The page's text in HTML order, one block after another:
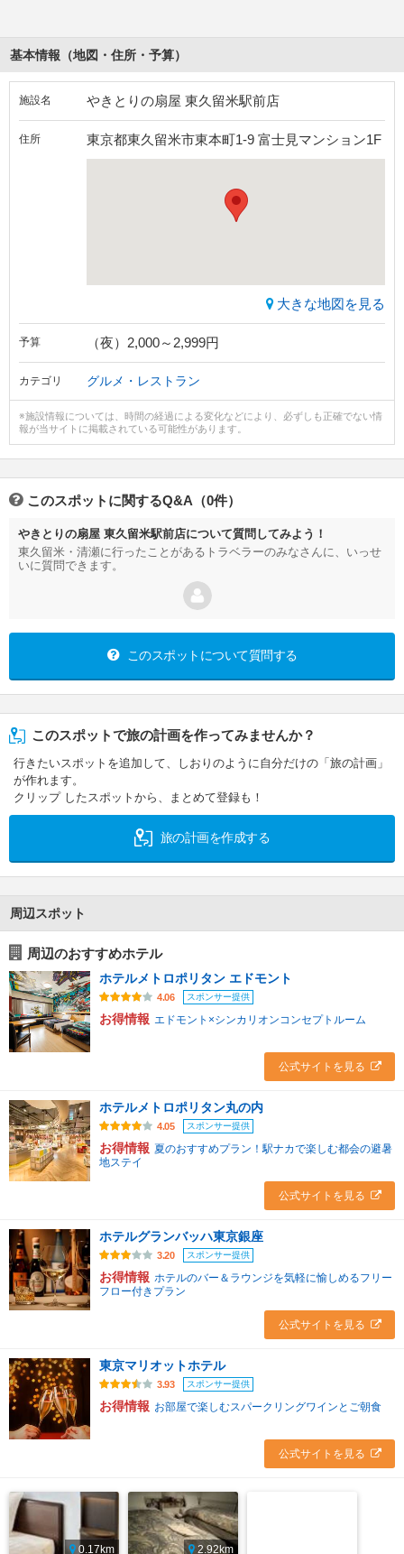
基本情報（地図・住所・予算）
施設名 やきとりの扇屋 東久留米駅前店
住所 東京都東久留米市東本町1-9 富士見マンション1F
大きな地図を見る
予算 （夜）2,000～2,999円
カテゴリ グルメ・レストラン
※施設情報については、時間の経過による変化などにより、必ずしも正確でない情
報が当サイトに掲載されている可能性があります。
このスポットに関するQ&A（0件）
やきとりの扇屋 東久留米駅前店について質問してみよう！
東久留米・清瀬に行ったことがあるトラベラーのみなさんに、いっせ
いに質問できます。
このスポットについて質問する
このスポットで旅の計画を作ってみませんか？
行きたいスポットを追加して、しおりのように自分だけの「旅の計画」
が作れます。
クリップ したスポットから、まとめて登録も！
旅の計画を作成する
周辺スポット
周辺のおすすめホテル
ホテルメトロポリタン エドモント
4.06 スポンサー提供
お得情報 エドモント×シンカリオンコンセプトルーム
公式サイトを見る
ホテルメトロポリタン丸の内
4.05 スポンサー提供
お得情報 夏のおすすめプラン！駅ナカで楽しむ都会の避暑
地ステイ
公式サイトを見る
ホテルグランバッハ東京銀座
3.20 スポンサー提供
お得情報 ホテルのバー＆ラウンジを気軽に愉しめるフリー
フロー付きプラン
公式サイトを見る
東京マリオットホテル
3.93 スポンサー提供
お得情報 お部屋で楽しむスパークリングワインとご朝食
公式サイトを見る
0.17km 2.92km